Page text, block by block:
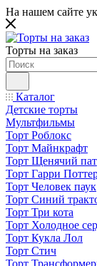
На нашем сайте
Торты на заказ
Каталог
Детские торты
Мультфильмы
Торт Роблокс
Торт Майнкрафт
Торт Щенячий
Торт Гарри
Торт Человек паук
Торт Синий
Торт Три кота
Торт Холодное
Торт Кукла Лол
Торт Стич
Торт